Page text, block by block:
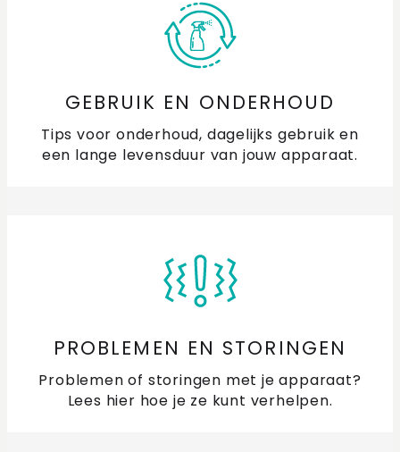
GEBRUIK EN ONDERHOUD
Tips voor onderhoud, dagelijks gebruik en
een lange levensduur van jouw apparaat.
PROBLEMEN EN STORINGEN
Problemen of storingen met je apparaat?
Lees hier hoe je ze kunt verhelpen.